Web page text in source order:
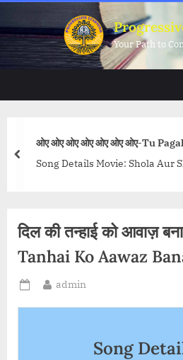
to
content
Your Path to
ओए ओए ओए ओए ओए ओए ओए-Tu
Song Details Movie: Shola Aur
href="http://
pagal-premi-awara-lyrics/"
ओए ओए-Tu Pagal Premi Awara
prev
दिल की तन्हाई को आवाज़
Tanhai Ko Aawaz
Posted
on
By
admin
Song